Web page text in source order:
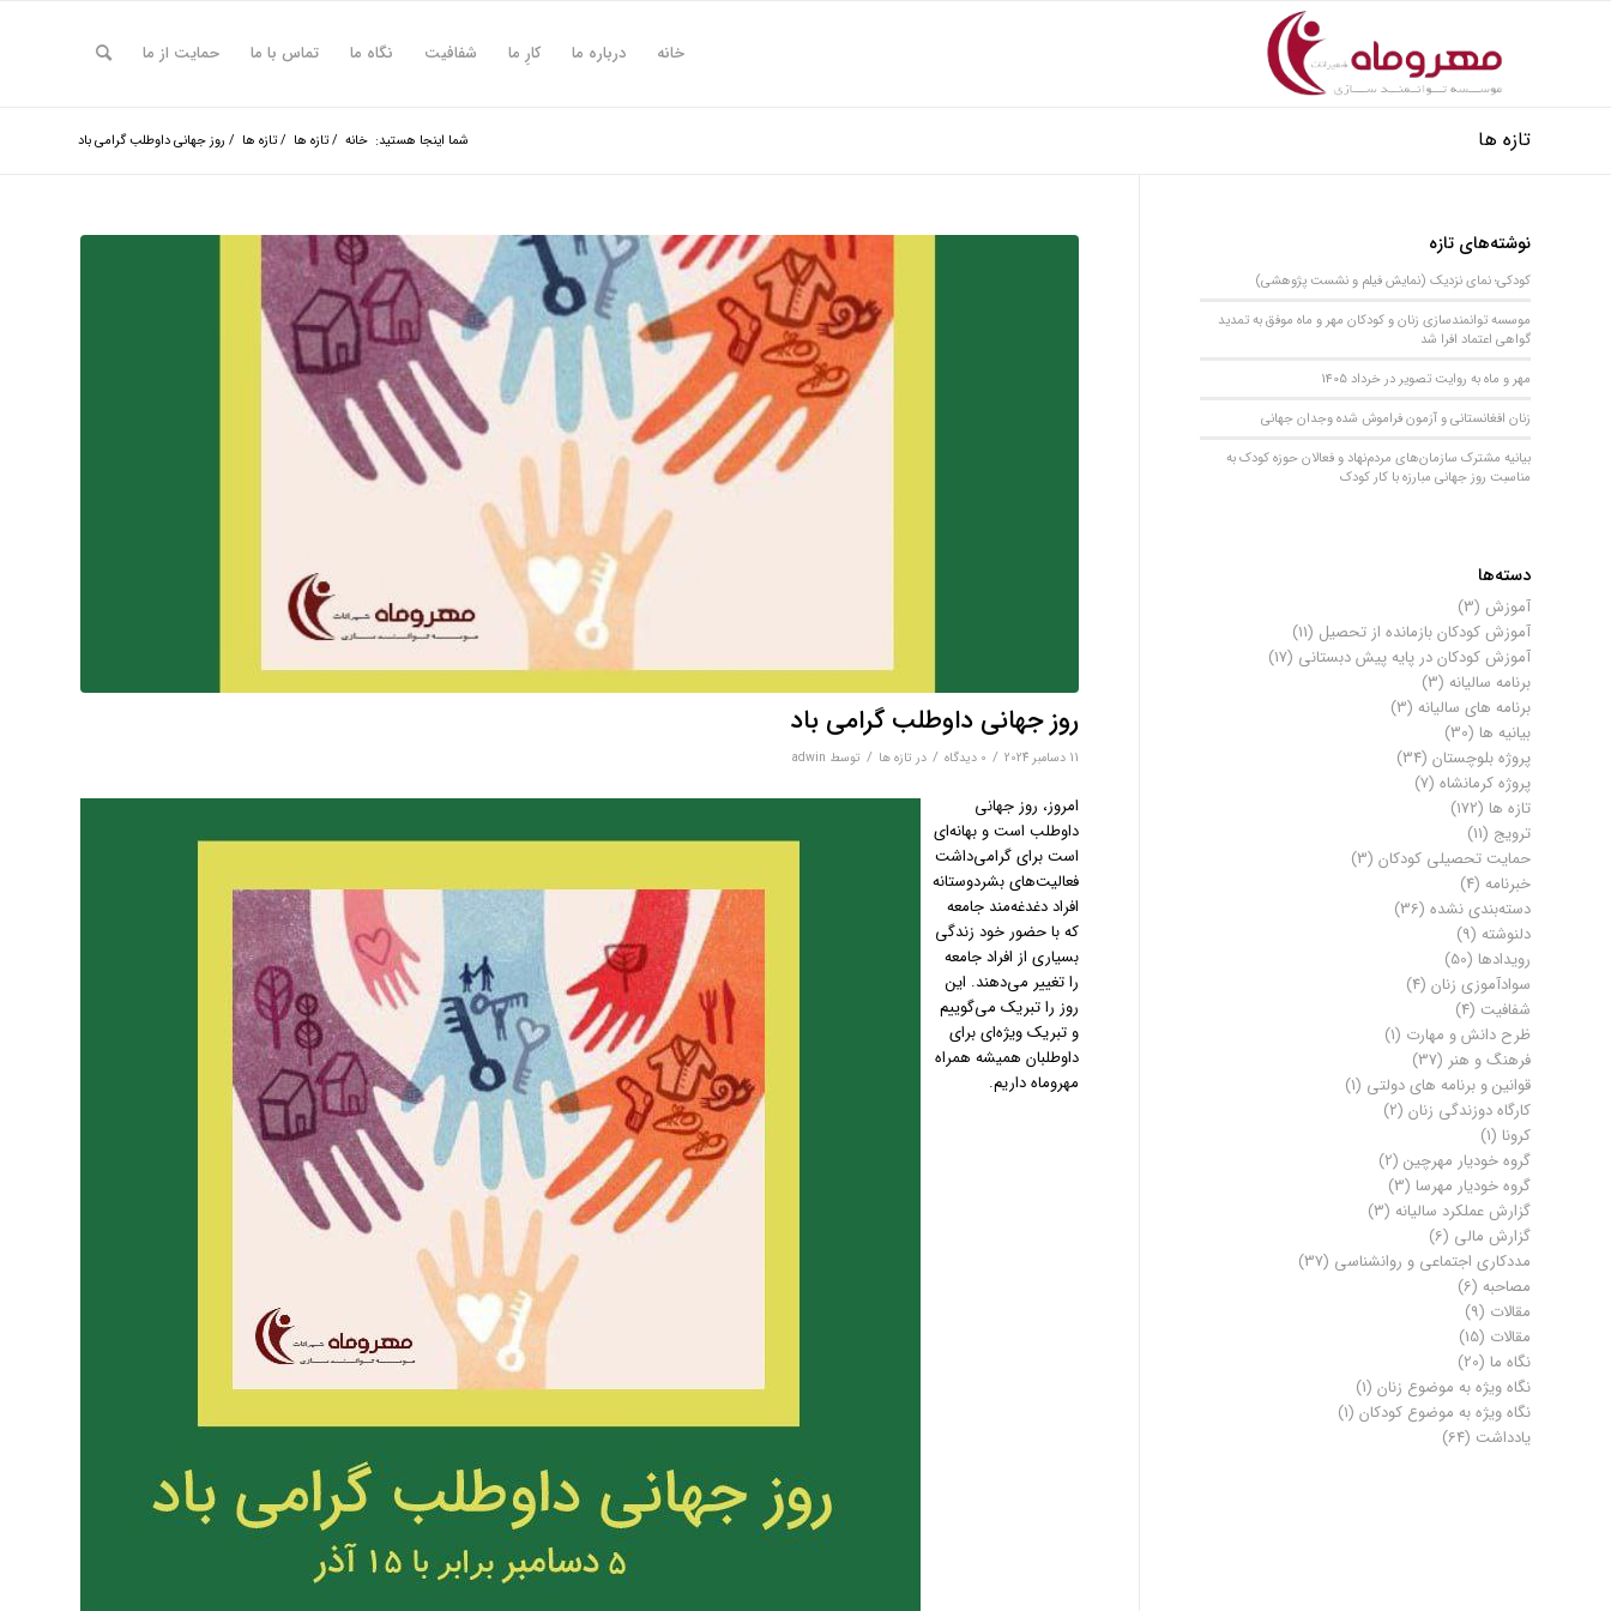
خانه درباره ما کارِ ما شفافیت نگاه ما تماس با ما حمایت از ما
تازه ها شما اینجا هستید: خانه /تازه ها /تازه ها / روز جهانی داوطلب گرامی باد
روز جهانی داوطلب گرامی باد
11 دسامبر 2024 / 0 دیدگاه‌ / در تازه ها / توسط adwin
امروز، روز جهانی
داوطلب است و بهانه‌ای
است برای گرامی‌داشت
فعالیت‌های بشردوستانه
افراد دغدغه‌مند جامعه
که با حضور خود زندگی
بسیاری از افراد جامعه
را تغییر می‌دهند. این
روز را تبریک می‌گوییم
و تبریک ویژه‌ای برای
داوطلبان همیشه همراه
مهروماه داریم.
نوشته‌های تازه
کودکی؛ نمای نزدیک (نمایش فیلم و نشست پژوهشی)
موسسه توانمندسازی زنان و کودکان مهر و ماه موفق به تمدید
گواهی اعتماد افرا شد
مهر و ماه به روایت تصویر در خرداد 1405
زنان افغانستانی و آزمون فراموش شده وجدان جهانی
بیانیه مشترک سازمان‌های مردم‌نهاد و فعالان حوزه کودک به
مناسبت روز جهانی مبارزه با کار کودک
دسته‌ها
آموزش (3)
آموزش کودکان بازمانده از تحصیل (11)
آموزش کودکان در پایه پیش دبستانی (17)
برنامه سالیانه (3)
برنامه های سالیانه (3)
بیانیه ها (30)
پروژه بلوچستان (34)
پروژه کرمانشاه (7)
تازه ها (172)
ترویج (11)
حمایت تحصیلی کودکان (3)
خبرنامه (4)
دسته‌بندی نشده (36)
دلنوشته (9)
رویدادها (50)
سوادآموزی زنان (4)
شفافیت (4)
ظرح دانش و مهارت (1)
فرهنگ و هنر (37)
قوانین و برنامه های دولتی (1)
کارگاه دوزندگی زنان (2)
کرونا (1)
گروه خودیار مهرچین (2)
گروه خودیار مهرسا (3)
گزارش عملکرد سالیانه (3)
گزارش مالی (6)
مددکاری اجتماعی و روانشناسی (37)
مصاحبه (6)
مقالات (9)
مقالات (15)
نگاه ما (20)
نگاه ویژه به موضوع زنان (1)
نگاه ویژه به موضوع کودکان (1)
یادداشت (64)